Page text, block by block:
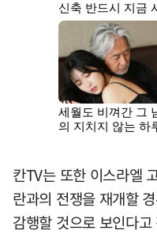
칸TV는 또한 이스라엘
란과의 전쟁을 재개할
감행할 것으로 보인다고